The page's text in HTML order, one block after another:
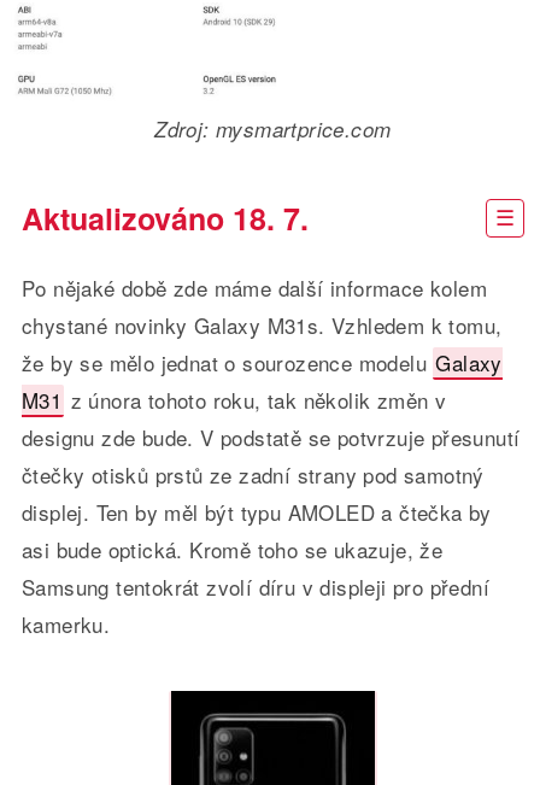
Zdroj: mysmartprice.com
Aktualizováno 18. 7.
Po nějaké době zde máme další informace kolem
chystané novinky Galaxy M31s. Vzhledem k tomu,
že by se mělo jednat o sourozence modelu Galaxy
M31 z února tohoto roku, tak několik změn v
designu zde bude. V podstatě se potvrzuje přesunutí
čtečky otisků prstů ze zadní strany pod samotný
displej. Ten by měl být typu AMOLED a čtečka by
asi bude optická. Kromě toho se ukazuje, že
Samsung tentokrát zvolí díru v displeji pro přední
kamerku.